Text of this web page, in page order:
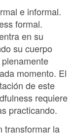
e informal.
formal.
en su
su cuerpo
momento. El
de este
requiere
practicando.
transformar la